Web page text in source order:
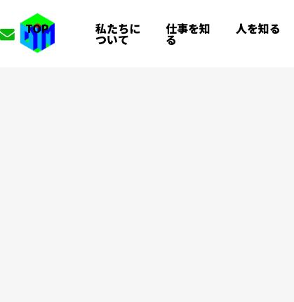
TOP 私たちに
ついて
仕事を知
る
人を知る